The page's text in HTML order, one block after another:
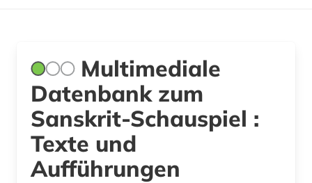
Multimediale
Datenbank zum
Sanskrit-Schauspiel :
Texte und
Aufführungen